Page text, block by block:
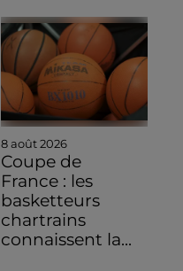
8 août 2026
Coupe de
France : les
basketteurs
chartrains
connaissent la...